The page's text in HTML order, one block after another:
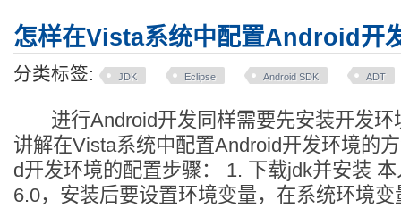
怎样在Vista系统中配置Android开
分类标签: JDK Eclipse Android SDK ADT
进行Android开发同样需要先安装开发环
讲解在Vista系统中配置Android开发环境的
d开发环境的配置步骤： 1. 下载jdk并安装
6.0，安装后要设置环境变量，在系统环境